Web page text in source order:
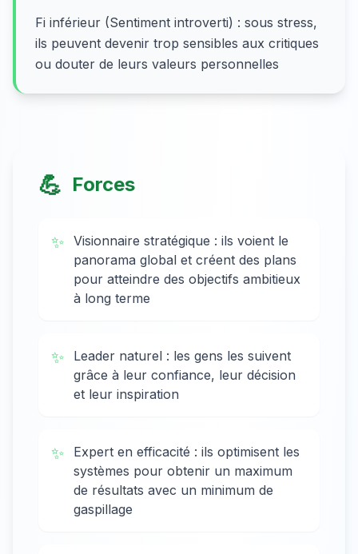
Fi inférieur (Sentiment introverti) : sous stress,
ils peuvent devenir trop sensibles aux critiques
ou douter de leurs valeurs personnelles
💪 Forces
✨ Visionnaire stratégique : ils voient le
panorama global et créent des plans
pour atteindre des objectifs ambitieux
à long terme
✨
Leader naturel : les gens les suivent
grâce à leur confiance, leur décision
et leur inspiration
✨
Expert en efficacité : ils optimisent les
systèmes pour obtenir un maximum
de résultats avec un minimum de
gaspillage